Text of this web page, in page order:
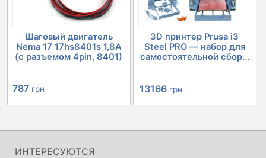
Шаговый двигатель
Nema 17 17hs8401s 1,8А
(с разъемом 4pin, 8401)
787 грн
3D принтер Prusa i3
Steel PRO — набор для
самостоятельной сбор...
Первоначальная
цена
составляла
13166 грн
цена:
13166 грн.
ИНТЕРЕСУЮТСЯ